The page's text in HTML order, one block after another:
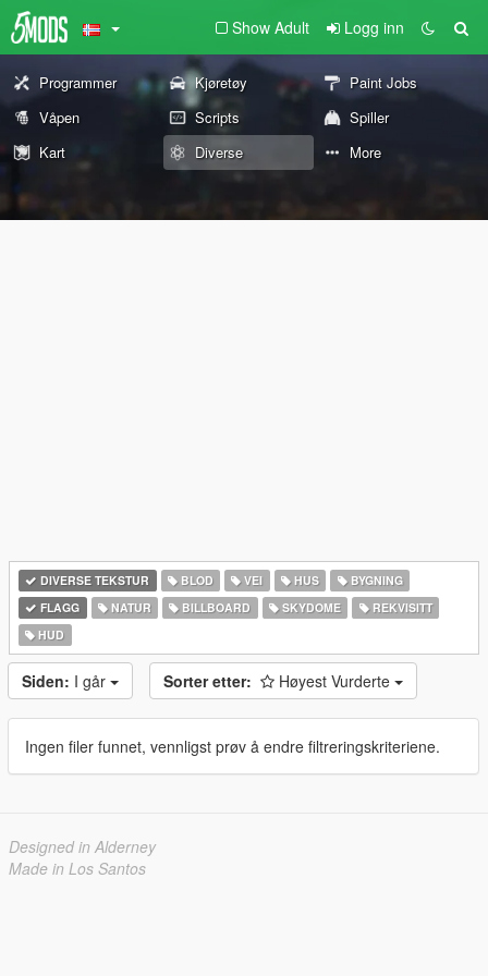
Show Adult Logg inn
Programmer Kjøretøy
Paint Jobs
Våpen
Scripts
Spiller
Kart
Diverse More
DIVERSE TEKSTUR BLOD VEI HUS
BYGNING
FLAGG
NATUR BILLBOARD SKYDOME
REKVISITT
HUD
Siden: I går Sorter etter: Høyest Vurderte
Ingen filer funnet, vennligst prøv å endre filtreringskriteriene.
Designed in Alderney
Made in Los Santos